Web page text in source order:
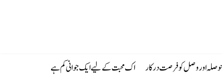
حوصلہ اور وصل کو فرصت درکار اک محبت کے لیے ایک جوانی کم ہے